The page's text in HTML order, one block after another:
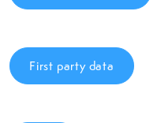
First party data